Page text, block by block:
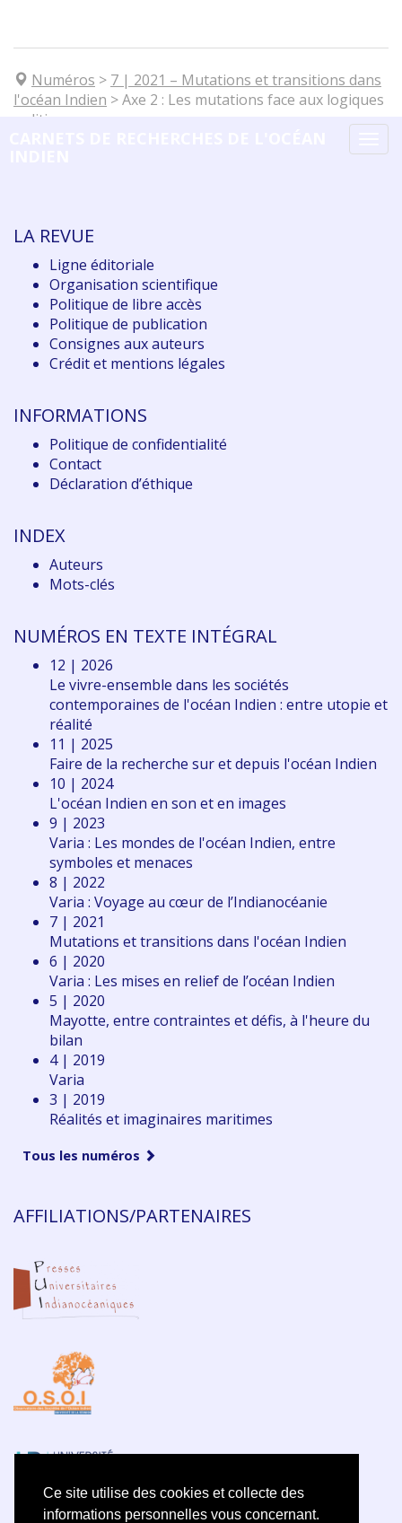
Ce site utilise des cookies et collecte des
informations personnelles vous concernant.
Numéros > 7 | 2021 – Mutations et transitions dans
l'océan Indien >Axe 2 : Les mutations face aux logiques
politiques
LA REVUE
Ligne éditoriale
Organisation scientifique
Politique de libre accès
Politique de publication
Consignes aux auteurs
Crédit et mentions légales
INFORMATIONS
Politique de confidentialité
Contact
Déclaration d’éthique
INDEX
Auteurs
Mots-clés
NUMÉROS EN TEXTE INTÉGRAL
12 | 2026
Le vivre-ensemble dans les sociétés
contemporaines de l'océan Indien : entre utopie et
réalité
11 | 2025
Faire de la recherche sur et depuis l'océan Indien
10 | 2024
L'océan Indien en son et en images
9 | 2023
Varia : Les mondes de l'océan Indien, entre
symboles et menaces
8 | 2022
Varia : Voyage au cœur de l’Indianocéanie
7 | 2021
Mutations et transitions dans l'océan Indien
6 | 2020
Varia : Les mises en relief de l’océan Indien
5 | 2020
Mayotte, entre contraintes et défis, à l'heure du
bilan
4 | 2019
Varia
3 | 2019
Réalités et imaginaires maritimes
Tous les numéros
AFFILIATIONS/PARTENAIRES